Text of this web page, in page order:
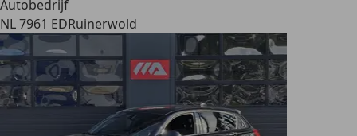
Autobedrijf
NL 7961 EDRuinerwold